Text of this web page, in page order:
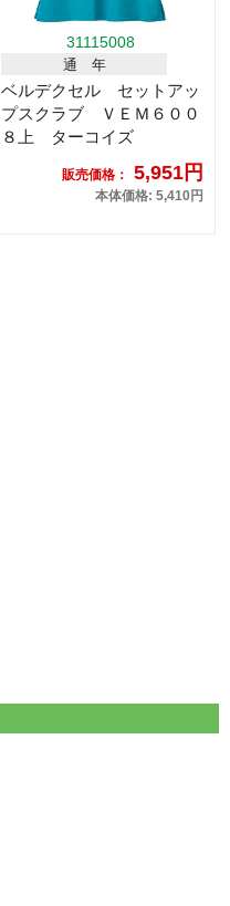
31115008
通 年
ベルデクセル セットアッ
プスクラブ ＶＥＭ６００
８上 ターコイズ
販売価格： 5,951円
本体価格: 5,410円